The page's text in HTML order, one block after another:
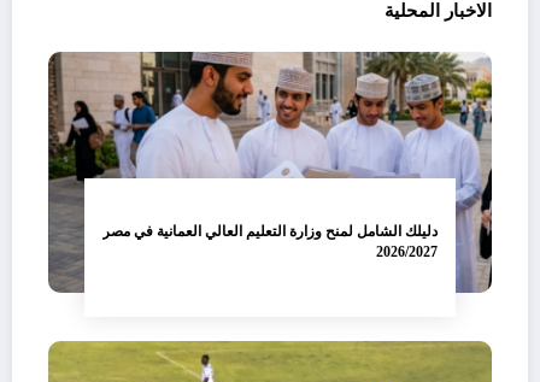
الاخبار المحلية
دليلك الشامل لمنح وزارة التعليم العالي العمانية في مصر
2026/2027